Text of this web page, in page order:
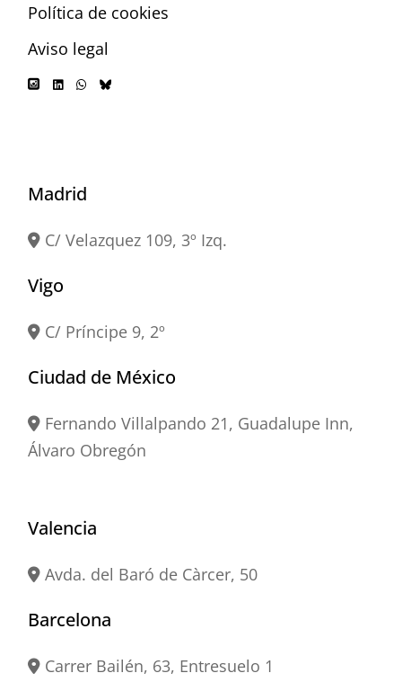
Política de cookies
Aviso legal
Madrid
C/ Velazquez 109, 3º Izq.
Vigo
C/ Príncipe 9, 2º
Ciudad de México
Fernando Villalpando 21, Guadalupe Inn,
Álvaro Obregón
Valencia
Avda. del Baró de Càrcer, 50
Barcelona
Carrer Bailén, 63, Entresuelo 1